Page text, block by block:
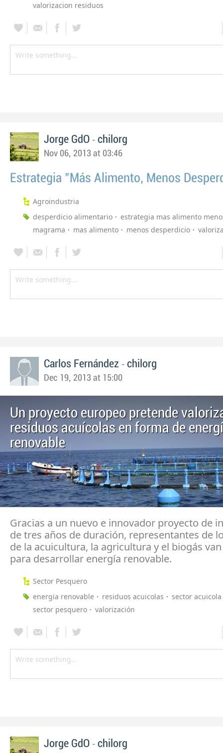
valorizacion residuos
Jorge GdO - chilorg
Nov 06, 2013 at 03:46
Estrategia "Más Alimento, Menos
Agroindustria
desperdicio alimentario
estrategia mas alimento
magrama
mas alimento menos desperdicio
Carlos Fernández - chilorg
Dec 19, 2013 at 15:00
Un proyecto europeo pretende
residuos acuícolas en forma de
renovable
Gracias a un nuevo e innovador proyecto de
de tres años de duración, representantes de
de la acuicultura, la agricultura y el biogás
para desarrollar energía renovable.
Sector Pesquero
energia renovable
residuos acuicolas
sector acuicola
sector pesquero
valorización
Jorge GdO - chilorg